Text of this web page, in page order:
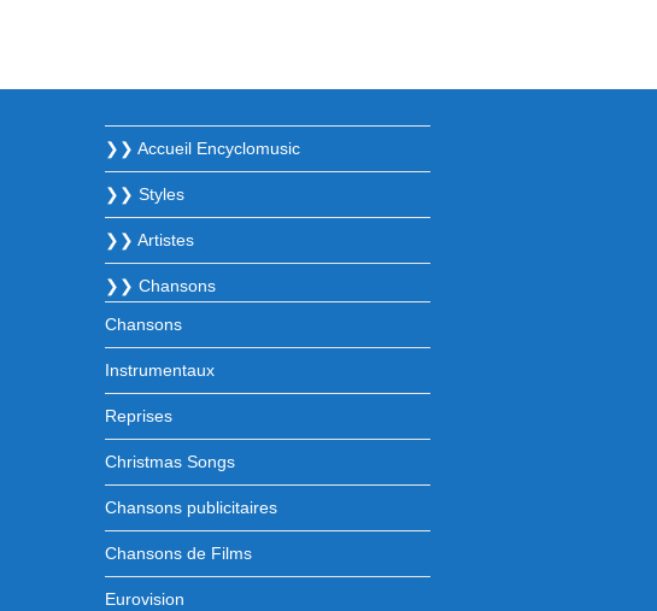
❯❯ Accueil Encyclomusic
❯❯ Styles
❯❯ Artistes
❯❯ Chansons
Chansons
Instrumentaux
Reprises
Christmas Songs
Chansons publicitaires
Chansons de Films
Eurovision